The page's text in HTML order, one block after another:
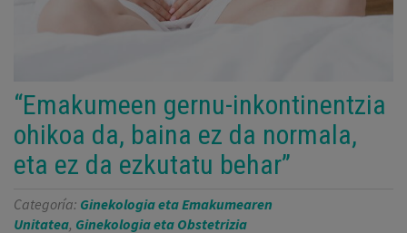
“Emakumeen gernu-inkontinentzia
ohikoa da, baina ez da normala,
eta ez da ezkutatu behar”
Categoría: Ginekologia eta Emakumearen
Unitatea, Ginekologia eta Obstetrizia